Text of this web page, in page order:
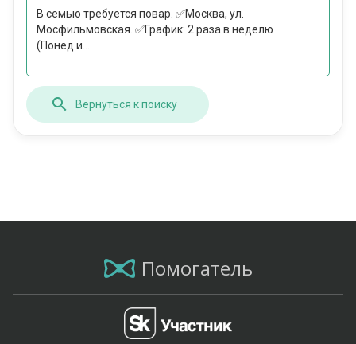
В семью требуется повар. ✅Москва, ул.
Мосфильмовская. ✅График: 2 раза в неделю
(Понед.и...
Вернуться к поиску
Помогатель